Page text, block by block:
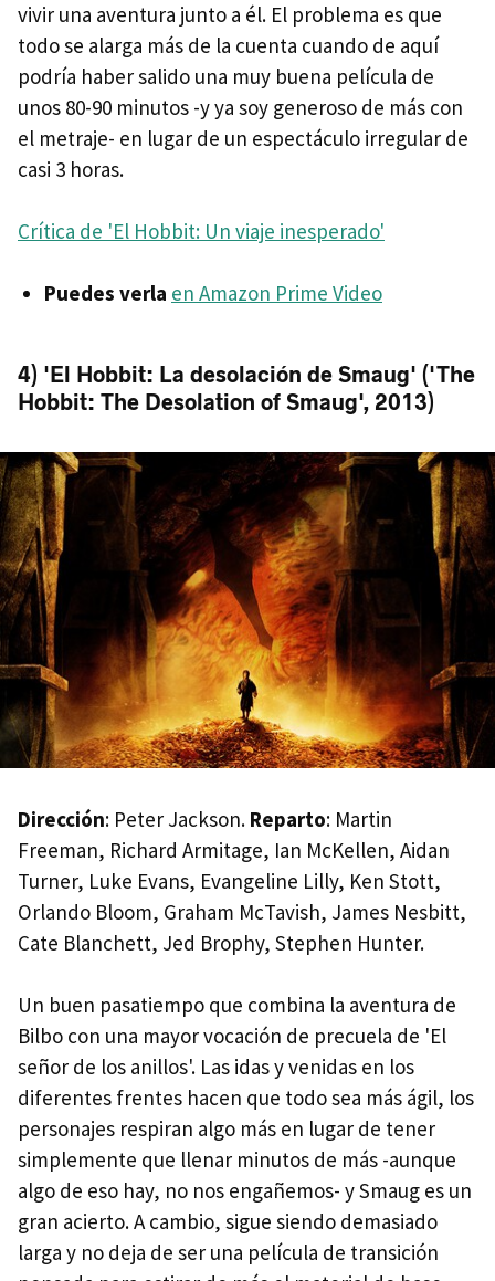
vivir una aventura junto a él. El problema es que
todo se alarga más de la cuenta cuando de aquí
podría haber salido una muy buena película de
unos 80-90 minutos -y ya soy generoso de más con
el metraje- en lugar de un espectáculo irregular de
casi 3 horas.
Crítica de 'El Hobbit: Un viaje inesperado'
Puedes verla en Amazon Prime Video
4) 'El Hobbit: La desolación de Smaug' ('The
Hobbit: The Desolation of Smaug', 2013)
Dirección: Peter Jackson. Reparto: Martin
Freeman, Richard Armitage, Ian McKellen, Aidan
Turner, Luke Evans, Evangeline Lilly, Ken Stott,
Orlando Bloom, Graham McTavish, James Nesbitt,
Cate Blanchett, Jed Brophy, Stephen Hunter.
Un buen pasatiempo que combina la aventura de
Bilbo con una mayor vocación de precuela de 'El
señor de los anillos'. Las idas y venidas en los
diferentes frentes hacen que todo sea más ágil, los
personajes respiran algo más en lugar de tener
simplemente que llenar minutos de más -aunque
algo de eso hay, no nos engañemos- y Smaug es un
gran acierto. A cambio, sigue siendo demasiado
larga y no deja de ser una película de transición